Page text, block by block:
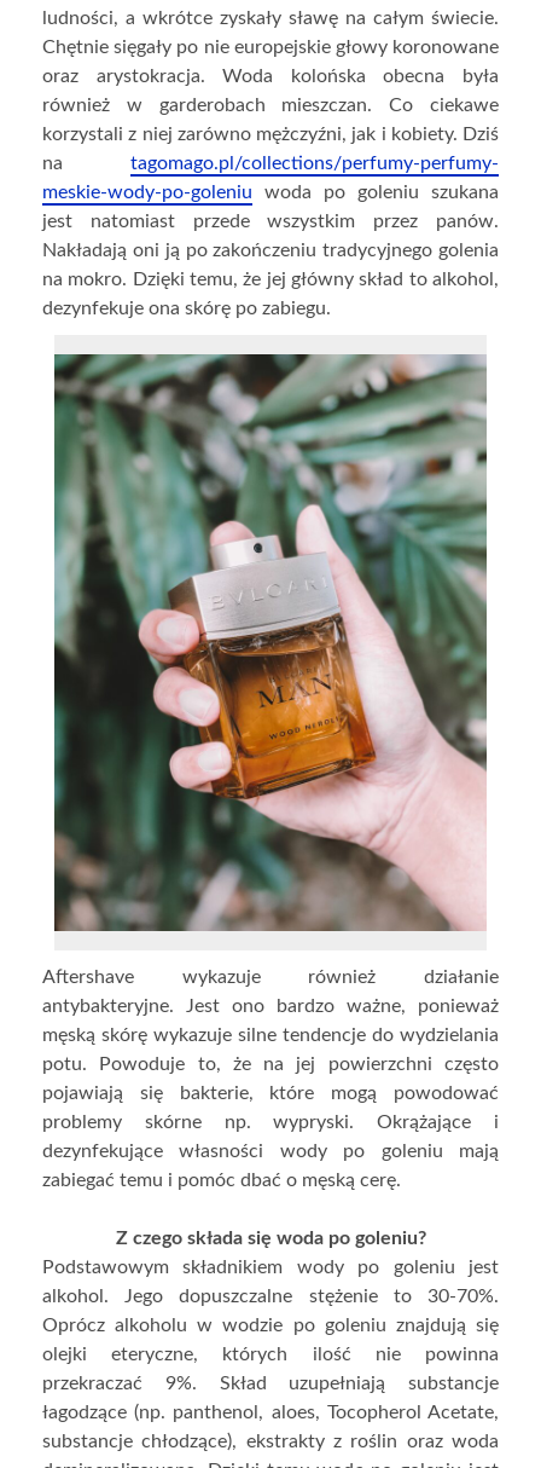
ludności, a wkrótce zyskały sławę na całym świecie.
Chętnie sięgały po nie europejskie głowy koronowane
oraz arystokracja. Woda kolońska obecna była
również w garderobach mieszczan. Co ciekawe
korzystali z niej zarówno mężczyźni, jak i kobiety. Dziś
na tagomago.pl/collections/perfumy-perfumy-
meskie-wody-po-goleniu woda po goleniu szukana
jest natomiast przede wszystkim przez panów.
Nakładają oni ją po zakończeniu tradycyjnego golenia
na mokro. Dzięki temu, że jej główny skład to alkohol,
dezynfekuje ona skórę po zabiegu.
Aftershave wykazuje również działanie
antybakteryjne. Jest ono bardzo ważne, ponieważ
męską skórę wykazuje silne tendencje do wydzielania
potu. Powoduje to, że na jej powierzchni często
pojawiają się bakterie, które mogą powodować
problemy skórne np. wypryski. Okrążające i
dezynfekujące własności wody po goleniu mają
zabiegać temu i pomóc dbać o męską cerę.
Z czego składa się woda po goleniu?
Podstawowym składnikiem wody po goleniu jest
alkohol. Jego dopuszczalne stężenie to 30-70%.
Oprócz alkoholu w wodzie po goleniu znajdują się
olejki eteryczne, których ilość nie powinna
przekraczać 9%. Skład uzupełniają substancje
łagodzące (np. panthenol, aloes, Tocopherol Acetate,
substancje chłodzące), ekstrakty z roślin oraz woda